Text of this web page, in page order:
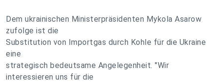
Dem ukrainischen Ministerpräsidenten Mykola Asarow
zufolge ist die
Substitution von Importgas durch Kohle für die Ukraine
eine
strategisch bedeutsame Angelegenheit. "Wir
interessieren uns für die